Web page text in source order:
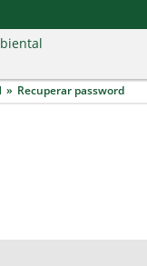
Recuperar password